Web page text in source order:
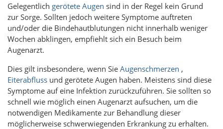
Gelegentlich gerötete Augen sind in der Regel kein Grund
zur Sorge. Sollten jedoch weitere Symptome auftreten
und/oder die Bindehautblutungen nicht innerhalb weniger
Wochen abklingen, empfiehlt sich ein Besuch beim
Augenarzt.
Dies gilt insbesondere, wenn Sie Augenschmerzen ,
Eiterabfluss und gerötete Augen haben. Meistens sind diese
Symptome auf eine Infektion zurückzuführen. Sie sollten so
schnell wie möglich einen Augenarzt aufsuchen, um die
notwendigen Medikamente zur Behandlung dieser
möglicherweise schwerwiegenden Erkrankung zu erhalten.